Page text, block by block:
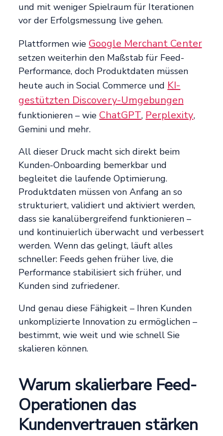
und mit weniger Spielraum für Iterationen
vor der Erfolgsmessung live gehen.
Plattformen wie Google Merchant Center
setzen weiterhin den Maßstab für Feed-
Performance, doch Produktdaten müssen
heute auch in Social Commerce und KI-
gestützten Discovery-Umgebungen
funktionieren – wie ChatGPT, Perplexity,
Gemini und mehr.
All dieser Druck macht sich direkt beim
Kunden-Onboarding bemerkbar und
begleitet die laufende Optimierung.
Produktdaten müssen von Anfang an so
strukturiert, validiert und aktiviert werden,
dass sie kanalübergreifend funktionieren –
und kontinuierlich überwacht und verbessert
werden. Wenn das gelingt, läuft alles
schneller: Feeds gehen früher live, die
Performance stabilisiert sich früher, und
Kunden sind zufriedener.
Und genau diese Fähigkeit – Ihren Kunden
unkomplizierte Innovation zu ermöglichen –
bestimmt, wie weit und wie schnell Sie
skalieren können.
Warum skalierbare Feed-
Operationen das
Kundenvertrauen stärken